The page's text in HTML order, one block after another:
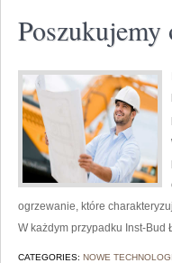
ogrzewanie, które
W każdym przypadku Inst-Bud
CATEGORIES: NOWE